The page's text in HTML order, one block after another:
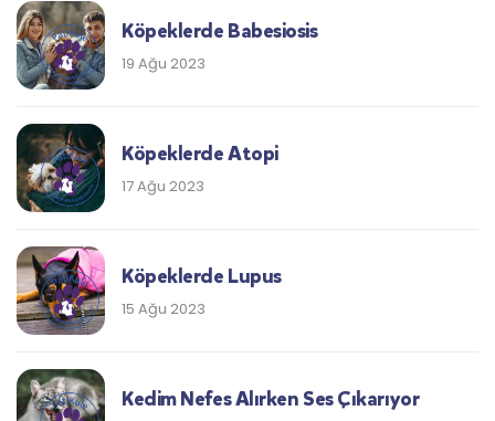
Köpeklerde Babesiosis
19 Ağu 2023
Köpeklerde Atopi
17 Ağu 2023
Köpeklerde Lupus
15 Ağu 2023
Kedim Nefes Alırken Ses Çıkarıyor